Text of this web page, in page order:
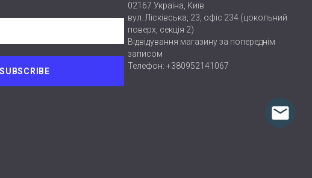
02167 Україна, Київ
вул. Лісківська, 23, офіс 234 (цокольний
поверх, секція 2)
Відвідування магазину за попереднім
записом
Телефон: +380952141067